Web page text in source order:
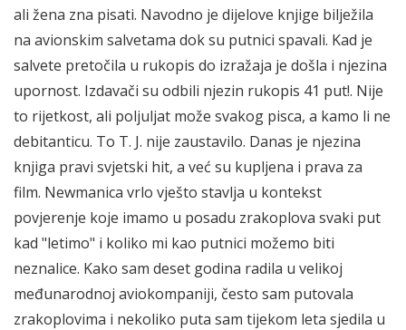
ali žena zna pisati. Navodno je dijelove knjige bilježila
na avionskim salvetama dok su putnici spavali. Kad je
salvete pretočila u rukopis do izražaja je došla i njezina
upornost. Izdavači su odbili njezin rukopis 41 put!. Nije
to rijetkost, ali poljuljat može svakog pisca, a kamo li ne
debitanticu. To T. J. nije zaustavilo. Danas je njezina
knjiga pravi svjetski hit, a već su kupljena i prava za
film. Newmanica vrlo vješto stavlja u kontekst
povjerenje koje imamo u posadu zrakoplova svaki put
kad "letimo" i koliko mi kao putnici možemo biti
neznalice. Kako sam deset godina radila u velikoj
međunarodnoj aviokompaniji, često sam putovala
zrakoplovima i nekoliko puta sam tijekom leta sjedila u